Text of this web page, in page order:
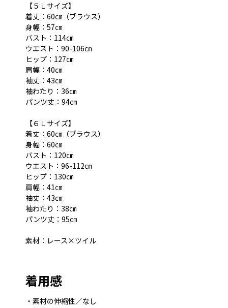
【５Ｌサイズ】
着丈：60㎝（ブラウス）
身幅：57㎝
バスト：114㎝
ウエスト：90-106㎝
ヒップ：127㎝
肩幅：40㎝
袖丈：43㎝
袖わたり：36㎝
パンツ丈：94㎝
【６Ｌサイズ】
着丈：60㎝（ブラウス）
身幅：60㎝
バスト：120㎝
ウエスト：96-112㎝
ヒップ：130㎝
肩幅：41㎝
袖丈：43㎝
袖わたり：38㎝
パンツ丈：95㎝
素材：レース×ツイル
着用感
・素材の伸縮性／なし